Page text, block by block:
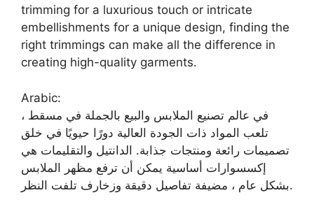
trimming for a luxurious touch or intricate
embellishments for a unique design, finding the
right trimmings can make all the difference in
creating high-quality garments.
Arabic:
في عالم تصنيع الملابس والبيع بالجملة في مسقط ،
تلعب المواد ذات الجودة العالية دورًا حيويًا في خلق
تصميمات رائعة ومنتجات جذابة. الدانتيل والتقليمات هي
إكسسوارات أساسية يمكن أن ترفع مظهر الملابس
بشكل عام ، مضيفة تفاصيل دقيقة وزخارف تلفت النظر.